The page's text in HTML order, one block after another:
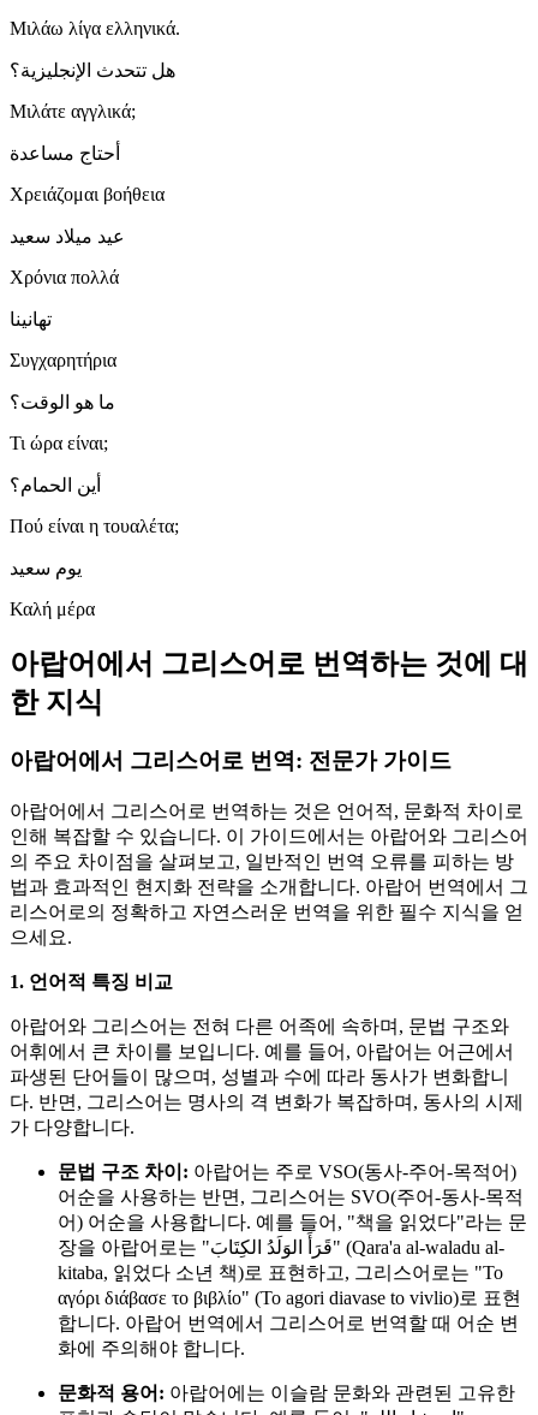
Μιλάω λίγα ελληνικά.
هل تتحدث الإنجليزية؟
Μιλάτε αγγλικά;
أحتاج مساعدة
Χρειάζομαι βοήθεια
عيد ميلاد سعيد
Χρόνια πολλά
تهانينا
Συγχαρητήρια
ما هو الوقت؟
Τι ώρα είναι;
أين الحمام؟
Πού είναι η τουαλέτα;
يوم سعيد
Καλή μέρα
아랍어에서 그리스어로 번역하는 것에 대
한 지식
아랍어에서 그리스어로 번역: 전문가 가이드
아랍어에서 그리스어로 번역하는 것은 언어적, 문화적 차이로
인해 복잡할 수 있습니다. 이 가이드에서는 아랍어와 그리스어
의 주요 차이점을 살펴보고, 일반적인 번역 오류를 피하는 방
법과 효과적인 현지화 전략을 소개합니다. 아랍어 번역에서 그
리스어로의 정확하고 자연스러운 번역을 위한 필수 지식을 얻
으세요.
1. 언어적 특징 비교
아랍어와 그리스어는 전혀 다른 어족에 속하며, 문법 구조와
어휘에서 큰 차이를 보입니다. 예를 들어, 아랍어는 어근에서
파생된 단어들이 많으며, 성별과 수에 따라 동사가 변화합니
다. 반면, 그리스어는 명사의 격 변화가 복잡하며, 동사의 시제
가 다양합니다.
문법 구조 차이: 아랍어는 주로 VSO(동사-주어-목적어)
어순을 사용하는 반면, 그리스어는 SVO(주어-동사-목적
어) 어순을 사용합니다. 예를 들어, "책을 읽었다"라는 문
장을 아랍어로는 "قَرَأَ الوَلَدُ الكِتَابَ" (Qara'a al-waladu al-
kitaba, 읽었다 소년 책)로 표현하고, 그리스어로는 "Το
αγόρι διάβασε το βιβλίο" (To agori diavase to vivlio)로 표현
합니다. 아랍어 번역에서 그리스어로 번역할 때 어순 변
화에 주의해야 합니다.
문화적 용어: 아랍어에는 이슬람 문화와 관련된 고유한